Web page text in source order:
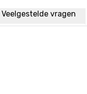
Veelgestelde vragen